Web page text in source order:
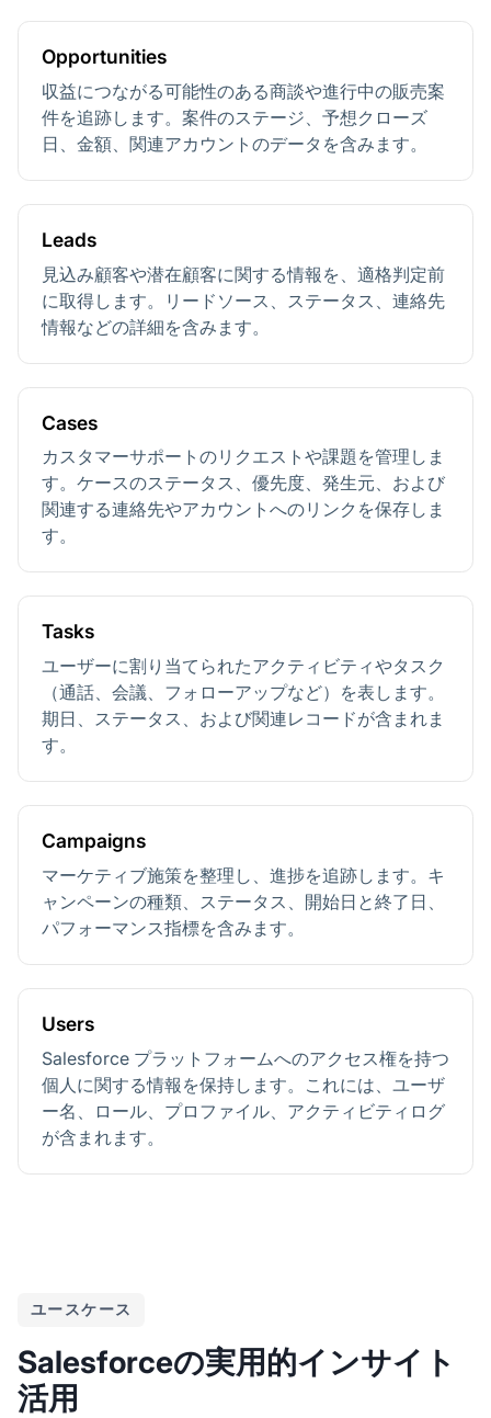
Opportunities
収益につながる可能性のある商談や進行中の販売案
件を追跡します。案件のステージ、予想クローズ
日、金額、関連アカウントのデータを含みます。
Leads
見込み顧客や潜在顧客に関する情報を、適格判定前
に取得します。リードソース、ステータス、連絡先
情報などの詳細を含みます。
Cases
カスタマーサポートのリクエストや課題を管理しま
す。ケースのステータス、優先度、発生元、および
関連する連絡先やアカウントへのリンクを保存しま
す。
Tasks
ユーザーに割り当てられたアクティビティやタスク
（通話、会議、フォローアップなど）を表します。
期日、ステータス、および関連レコードが含まれま
す。
Campaigns
マーケティブ施策を整理し、進捗を追跡します。キ
ャンペーンの種類、ステータス、開始日と終了日、
パフォーマンス指標を含みます。
Users
Salesforce プラットフォームへのアクセス権を持つ
個人に関する情報を保持します。これには、ユーザ
ー名、ロール、プロファイル、アクティビティログ
が含まれます。
ユースケース
Salesforceの実用的インサイト
活用